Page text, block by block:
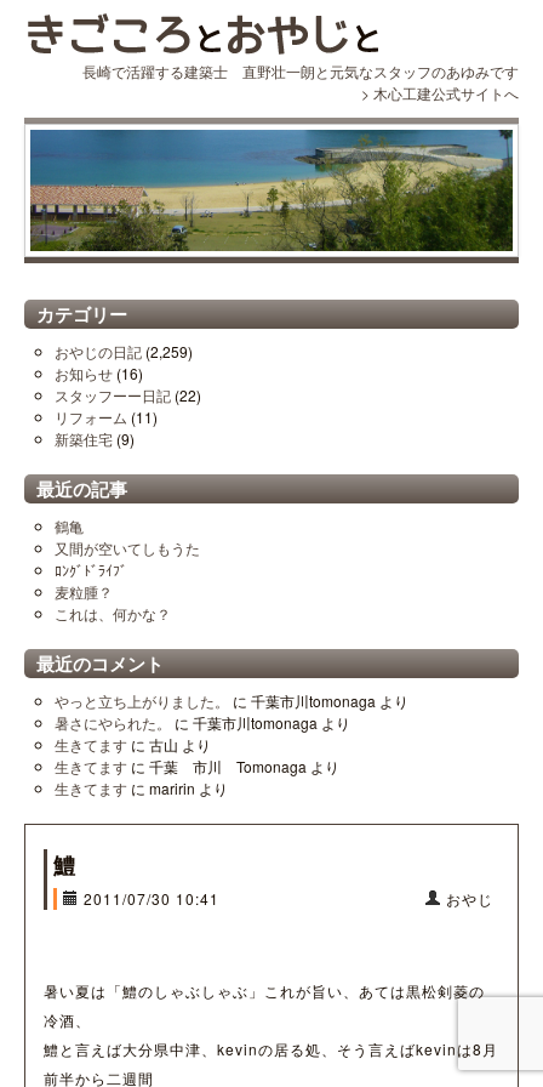
長崎で活躍する建築士 直野壮一朗と元気なスタッフのあゆみです
> 木心工建公式サイトへ
カテゴリー
おやじの日記 (2,259)
お知らせ (16)
スタッフーー日記 (22)
リフォーム (11)
新築住宅 (9)
最近の記事
鶴亀
又間が空いてしもうた
ﾛﾝｸﾞﾄﾞﾗｲﾌﾞ
麦粒腫？
これは、何かな？
最近のコメント
やっと立ち上がりました。 に 千葉市川tomonaga より
暑さにやられた。
に 千葉市川tomonaga より
生きてます に 古山 より
生きてます に 千葉 市川 Tomonaga より
生きてます に maririn より
鱧
2011/07/30 10:41 おやじ
暑い夏は「鱧のしゃぶしゃぶ」これが旨い、あては黒松剣菱の
冷酒、
鱧と言えば大分県中津、kevinの居る処、そう言えばkevinは8月
前半から二週間